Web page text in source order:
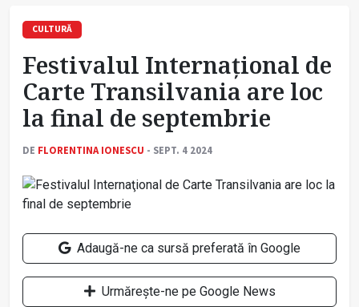
sănătate
Demersuri pentru acces transfrontalier la date
Contractul cadru ar putea fi modificat
Comercializarea unor medicamente, blocată
temporar
CULTURĂ
Festivalul Internaţional de
Carte Transilvania are loc
la final de septembrie
DE FLORENTINA IONESCU - SEPT. 4 2024
Adaugă-ne ca sursă preferată în Google
Urmărește-ne pe Google News